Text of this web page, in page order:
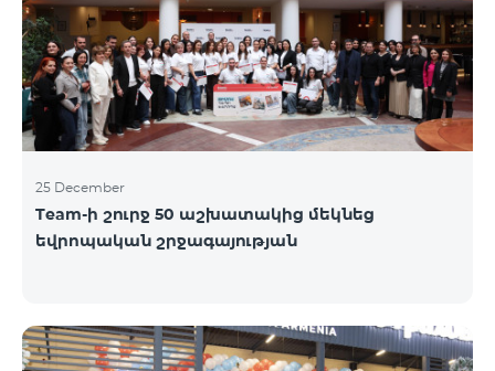
25 December
Team-ի շուրջ 50 աշխատակից մեկնեց
եվրոպական շրջագայության